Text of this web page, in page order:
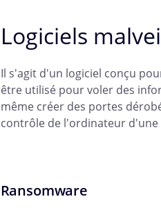
Logiciels
Il s'agit d'un logiciel conçu
être utilisé pour voler des
même créer des portes
contrôle de l'ordinateur d'une
Ransomware